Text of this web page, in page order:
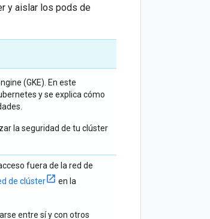
y aislar los pods de
(GKE). En este
y se explica cómo
la seguridad de tu clúster
fuera de la red de
de clúster
en la
entre sí y con otros